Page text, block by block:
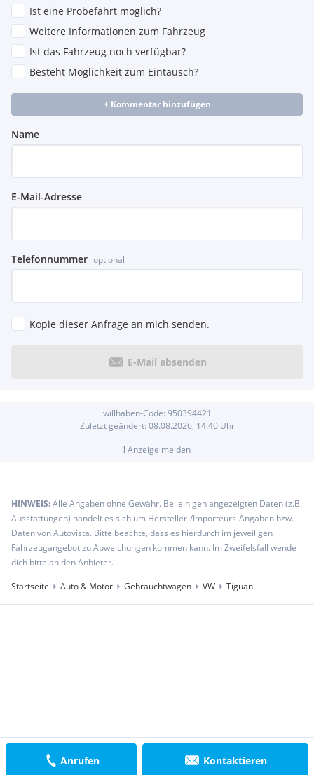
Anrufen Kontaktieren
Ist eine Probefahrt möglich?
Weitere Informationen zum Fahrzeug
Ist das Fahrzeug noch verfügbar?
Besteht Möglichkeit zum Eintausch?
+ Kommentar hinzufügen
Name
E-Mail-Adresse
Telefonnummer optional
Kopie dieser Anfrage an mich senden.
E-Mail absenden
willhaben-Code: 950394421
Zuletzt geändert: 08.08.2026, 14:40Uhr
!Anzeige melden
HINWEIS:Alle Angaben ohne Gewähr. Bei einigen angezeigten Daten (z.B.
Ausstattungen) handelt es sich um Hersteller-/Importeurs-Angaben bzw.
Daten von Autovista. Bitte beachte, dass es hierdurch im jeweiligen
Fahrzeugangebot zu Abweichungen kommen kann. Im Zweifelsfall wende
dich bitte an den Anbieter.
Startseite
Auto & Motor Gebrauchtwagen VW Tiguan